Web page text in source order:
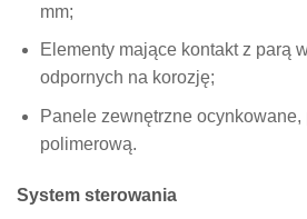
mm;
Elementy mające kontakt z parą
odpornych na korozję;
Panele zewnętrzne ocynkowane,
polimerową.
System sterowania